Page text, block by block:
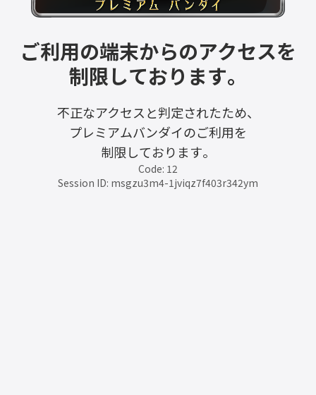
ご利用の端末からのアクセスを
制限しております。
不正なアクセスと判定されたため、
プレミアムバンダイのご利用を
制限しております。
Code: 12
Session ID: msgzu3m4-1jviqz7f403r342ym